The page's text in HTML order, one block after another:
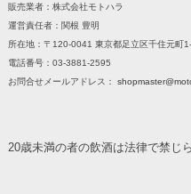
販売業者：株式会社モトハラ
運営責任者：関根 豊明
所在地：〒120-0041 東京都足立区千住元町
電話番号：03-3881-2595
お問合せメールアドレス：
20歳未満の者の飲酒は法律で禁じ